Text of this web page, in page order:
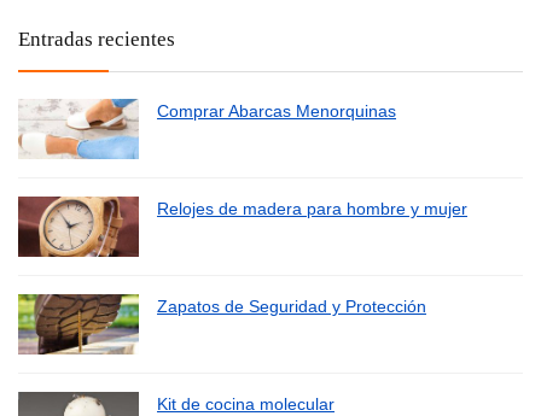
Entradas recientes
Comprar Abarcas Menorquinas
Relojes de madera para hombre y mujer
Zapatos de Seguridad y Protección
Kit de cocina molecular